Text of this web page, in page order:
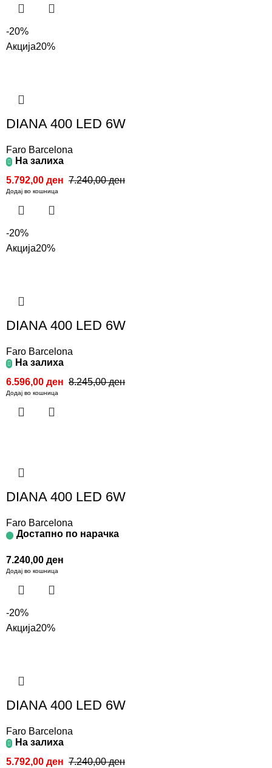
-20%
Акција20%
DIANA 400 LED 6W
Faro Barcelona
На залиха
7.240,00ден
5.792,00 ден
Додај во кошница
-20%
Акција20%
DIANA 400 LED 6W
Faro Barcelona
На залиха
8.245,00ден
6.596,00 ден
Додај во кошница
DIANA 400 LED 6W
Faro Barcelona
Достапно по нарачка
7.240,00 ден
Додај во кошница
-20%
Акција20%
DIANA 400 LED 6W
Faro Barcelona
На залиха
7.240,00ден
5.792,00 ден